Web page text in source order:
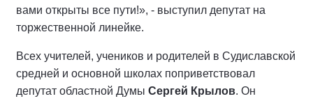
вами открыты все пути!», - выступил депутат на
торжественной линейке.
Всех учителей, учеников и родителей в Судиславской
средней и основной школах поприветствовал
депутат областной Думы Сергей Крылов. Он